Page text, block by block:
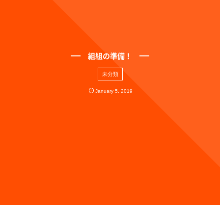
組組の準備！
未分類
January 5,2019